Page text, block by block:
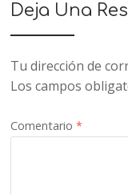
Deja Una
Tu dirección de
Los campos
Comentario*